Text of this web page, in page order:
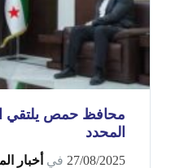
محافظ حمص يلتقي
المحدد
27/08/2025 في أخبار